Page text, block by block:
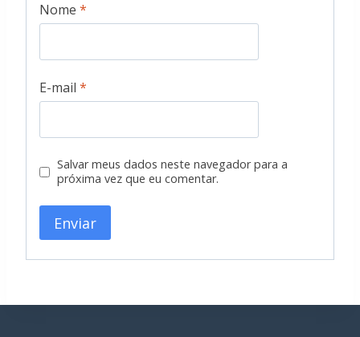
Nome *
E-mail *
Salvar meus dados neste navegador para a
próxima vez que eu comentar.